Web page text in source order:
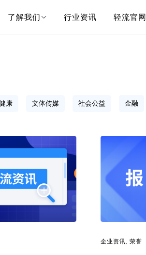
了解我们 行业资讯 轻流官网
康 文体传媒 社会公益 金融
企业资讯, 荣誉